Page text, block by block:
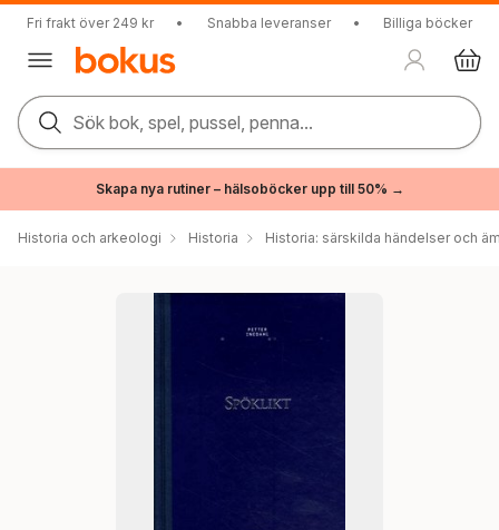
Fri frakt över 249 kr • Snabba leveranser • Billiga böcker
Sök bok, spel, pussel, penna...
Skapa nya rutiner – hälsoböcker upp till 50% →
Historia och arkeologi Historia Historia: särskilda händelser och